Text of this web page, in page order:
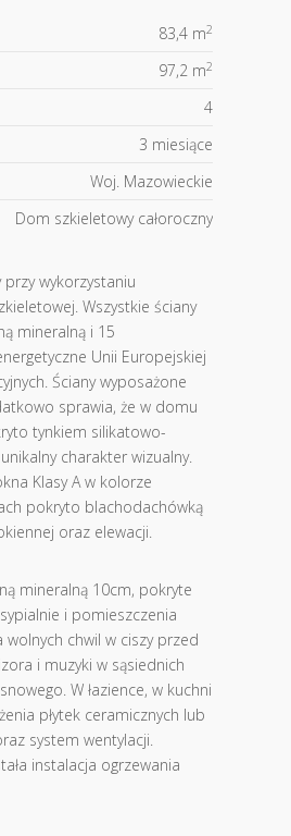
83,4 m2
97,2 m2
4
3 miesiące
Woj. Mazowieckie
Dom szkieletowy całoroczny
wykorzystaniu
Wszystkie ściany
mineralną i 15
Unii Europejskiej
Ściany wyposażone
sprawia, że w domu
tynkiem silikatowo-
charakter wizualny.
Klasy A w kolorze
pokryto blachodachówką
oraz elewacji.
mineralną 10cm, pokryte
i pomieszczenia
chwil w ciszy przed
i muzyki w sąsiednich
W łazience, w kuchni
płytek ceramicznych lub
system wentylacji.
instalacja ogrzewania